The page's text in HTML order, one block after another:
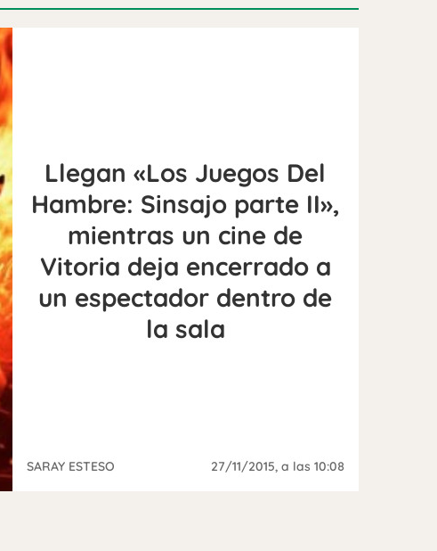
Llegan «Los Juegos Del
Hambre: Sinsajo parte II»,
mientras un cine de
Vitoria deja encerrado a
un espectador dentro de
la sala
SARAY ESTESO 27/11/2015, a las 10:08